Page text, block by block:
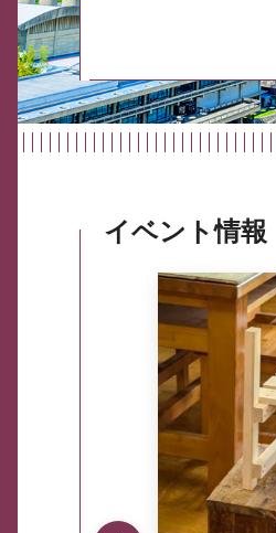
イベント情報